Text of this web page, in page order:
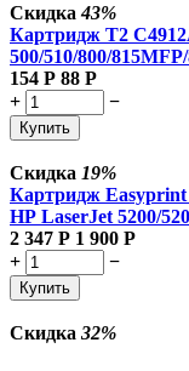
Скидка43%
Картридж T2
500/510/800/
154 Р 88 Р
+
−
Купить
Скидка 19%
Картридж Easyprint
HP LaserJet 5200/
2 347 Р 1 900 Р
+
−
Купить
Скидка 32%